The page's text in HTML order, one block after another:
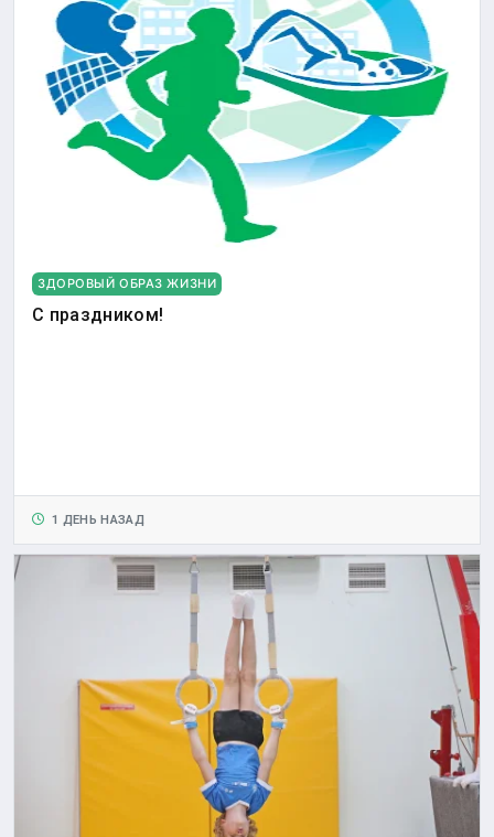
ЗДОРОВЫЙ ОБРАЗ ЖИЗНИ
С праздником!
1 ДЕНЬ НАЗАД